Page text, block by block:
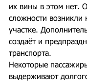
их вины в этом нет.
сложности возникли
участке.
создаёт и
транспорта.
Некоторые
выдерживают